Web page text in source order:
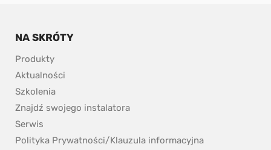
NA SKRÓTY
Produkty
Aktualności
Szkolenia
Znajdź swojego instalatora
Serwis
Polityka Prywatności/Klauzula informacyjna